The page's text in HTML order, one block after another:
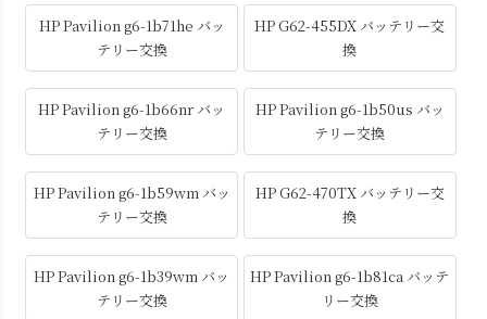
HP Pavilion g6-1b71he バッ
テリー交換
HP G62-455DX バッテリー交
換
HP Pavilion g6-1b66nr バッ
テリー交換
HP Pavilion g6-1b50us バッ
テリー交換
HP Pavilion g6-1b59wm バッ
テリー交換
HP G62-470TX バッテリー交
換
HP Pavilion g6-1b39wm バッ
テリー交換
HP Pavilion g6-1b81ca バッテ
リー交換